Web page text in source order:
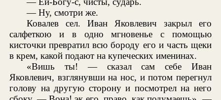
— Ну, смотри же.
Ковалев сел. Иван Яковлевич закрыл его
салфеткою и в одно мгновенье с помощью
кисточки превратил всю бороду его и часть щеки
в крем, какой подают на купеческих именинах.
«Вишь ты! — сказал сам себе Иван
Яковлевич, взглянувши на нос, и потом перегнул
голову на другую сторону и посмотрел на него